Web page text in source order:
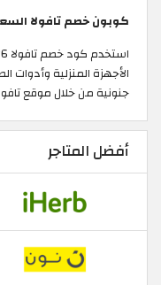
كوبون خصم تافولا
الأجهزة المنزلية
جنونية من خلال موقع
أفضل المتاجر